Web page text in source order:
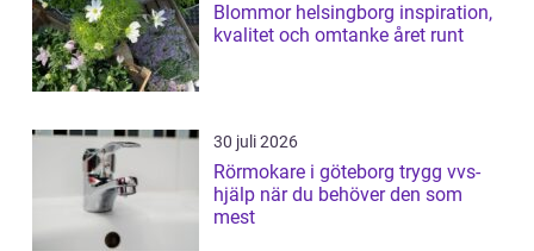
Blommor helsingborg inspiration,
kvalitet och omtanke året runt
30 juli 2026
Rörmokare i göteborg trygg vvs-
hjälp när du behöver den som
mest